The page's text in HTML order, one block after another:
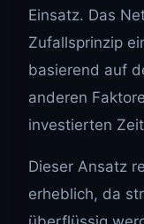
Einsatz. Das
Zufallsprinzip
basierend auf
anderen
investierten
Dieser Ansatz
erheblich, da